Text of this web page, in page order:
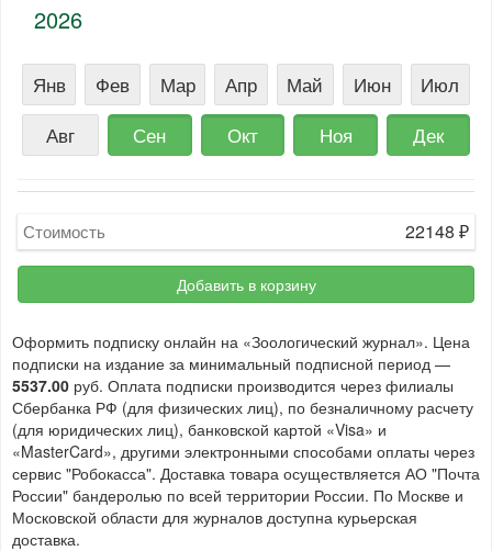
2026
Янв Фев Мар Апр Май Июн
Июл
Авг
Сен Окт Ноя Дек
Стоимость 22148 ₽
Добавить в корзину
Оформить подписку онлайн на «Зоологический журнал». Цена
подписки на издание за минимальный подписной период —
5537.00 руб. Оплата подписки производится через филиалы
Сбербанка РФ (для физических лиц), по безналичному расчету
(для юридических лиц), банковской картой «Visa» и
«MasterCard», другими электронными способами оплаты через
сервис "Робокасса". Доставка товара осуществляется АО "Почта
России" бандеролью по всей территории России. По Москве и
Московской области для журналов доступна курьерская
доставка.